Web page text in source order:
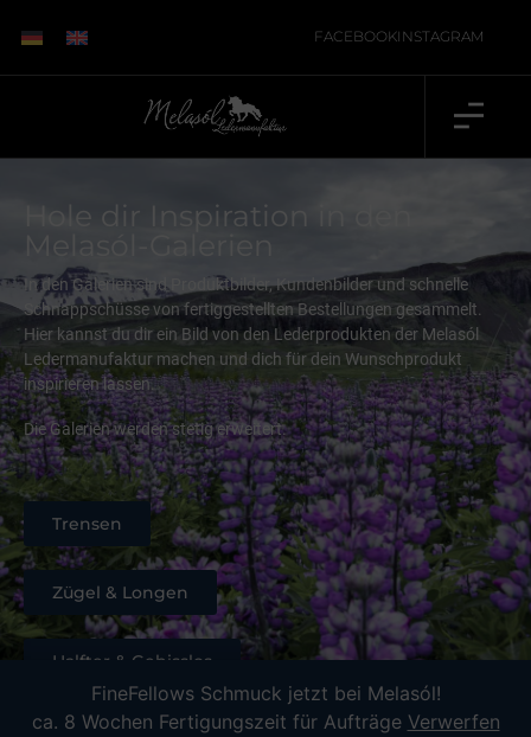
FineFellows Schmuck jetzt bei Melasól!
ca. 8 Wochen Fertigungszeit für Aufträge Verwerfen
FACEBOOKINSTAGRAM
Hole dir Inspiration in den
Melasól-Galerien
In den Galerien sind Produktbilder, Kundenbilder und schnelle
Schnappschüsse von fertiggestellten Bestellungen gesammelt.
Hier kannst du dir ein Bild von den Lederprodukten der Melasól
Ledermanufaktur machen und dich für dein Wunschprodukt
inspirieren lassen.
Die Galerien werden stetig erweitert.
Trensen
Zügel & Longen
Halfter & Gebisslos
Weiteres